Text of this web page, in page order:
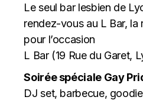
Le seul bar lesbien de
rendez-vous au L Bar, la
pour l’occasion
L Bar (19 Rue du Garet,
Soirée spéciale Gay
DJ set, barbecue,